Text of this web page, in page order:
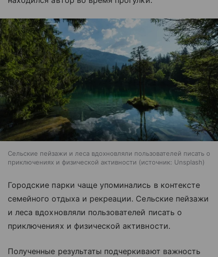
Сельские пейзажи и леса вдохновляли пользователей писать о
приключениях и физической активности
источник: Unsplash
Городские парки чаще упоминались в контексте
семейного отдыха и рекреации. Сельские пейзажи
и леса вдохновляли пользователей писать о
приключениях и физической активности.
Полученные результаты подчеркивают важность